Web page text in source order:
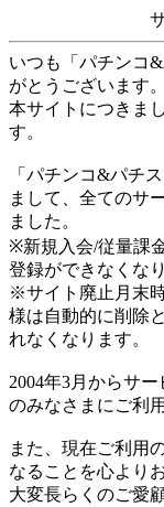
いつも「パチンコ
がとうございます。
本サイトにつきま
す。
「パチンコ&パチ
まして、全てのサ
ました。
※新規入会/従量課
登録ができなくな
※サイト廃止月末
様は自動的に削除
れなくなります。
2004年3月からサ
のみなさまにご利
また、現在ご利用
なることを心より
大変長らくのご愛